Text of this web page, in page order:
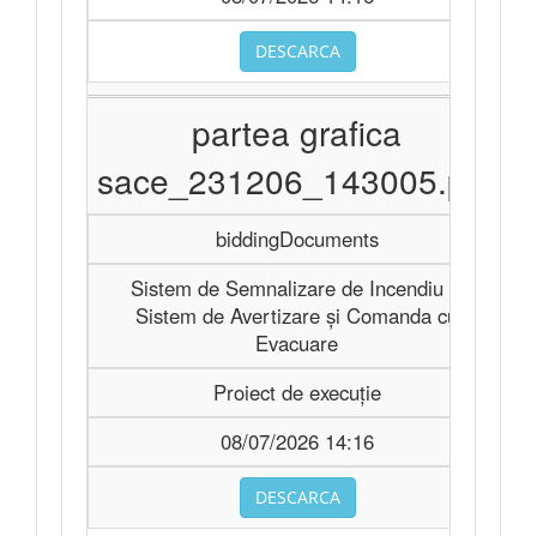
DESCARCA
partea grafica
sace_231206_143005.pdf
biddingDocuments
Sistem de Semnalizare de Incendiu şi
Sistem de Avertizare şi Comanda cu
Evacuare
Proiect de execuție
08/07/2026 14:16
DESCARCA